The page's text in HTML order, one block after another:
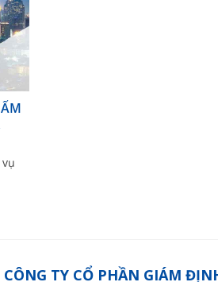
CÔNG TY CỔ PHẦN GIÁM